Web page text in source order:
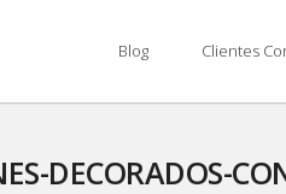
Blog Clientes
DECORADOS-